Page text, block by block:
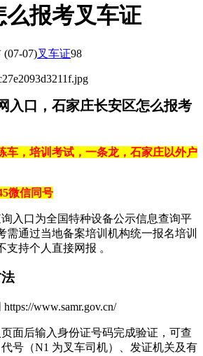
么报考叉车证
(07-07)叉车证98
入口，石家庄长安区怎么报考
车，培训考试，一条龙，石家庄以外户
微信同号
入口为‌全国特种设备公示信息查询平
需通过‌当地备案培训机构‌统一报名培训
支持个人直接网报 。‌‌
www.samr.gov.cn/
面后输入‌身份证号码‌完成验证，可查
号（N1 为叉车司机）、发证机关及有